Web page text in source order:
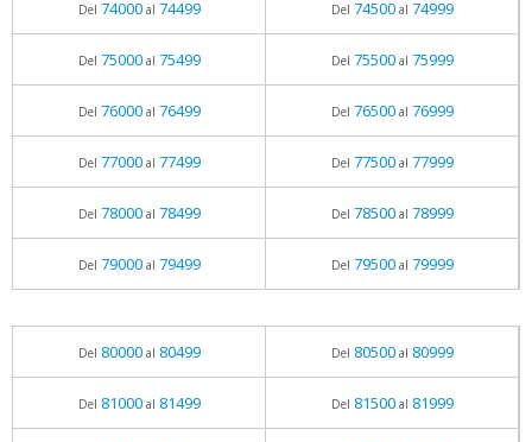
Del 74000al 74499 Del 74500al 74999
Del 75000al 75499 Del 75500al 75999
Del 76000al 76499 Del 76500al 76999
Del 77000al 77499 Del 77500al 77999
Del 78000al 78499 Del 78500al 78999
Del 79000al 79499 Del 79500al 79999
Del 80000al 80499 Del 80500al 80999
Del 81000al 81499 Del 81500al 81999